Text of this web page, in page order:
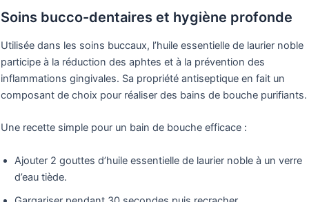
Soins bucco-dentaires et hygiène profonde
Utilisée dans les soins buccaux, l’huile essentielle de laurier noble
participe à la réduction des aphtes et à la prévention des
inflammations gingivales. Sa propriété antiseptique en fait un
composant de choix pour réaliser des bains de bouche purifiants.
Une recette simple pour un bain de bouche efficace :
Ajouter 2 gouttes d’huile essentielle de laurier noble à un verre
d’eau tiède.